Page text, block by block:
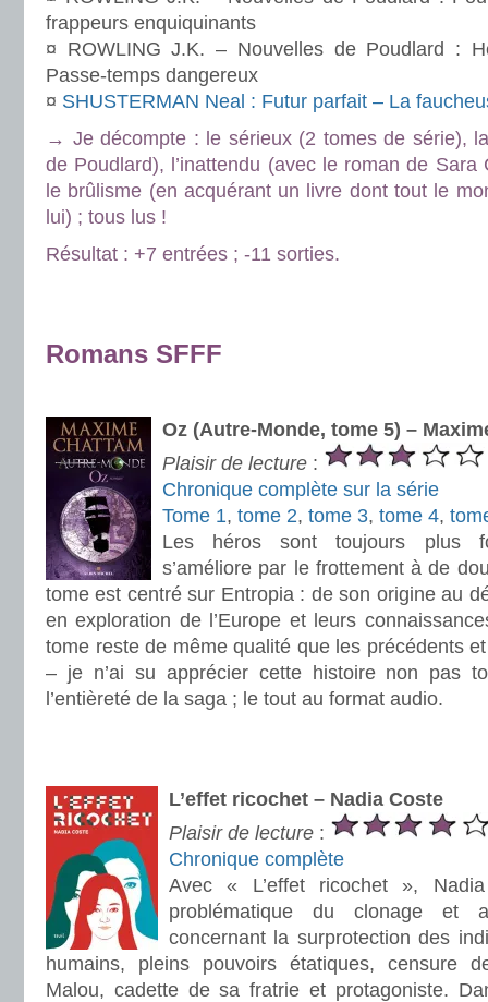
frappeurs enquiquinants
¤ ROWLING J.K. – Nouvelles de Poudlard :
Passe-temps dangereux
¤ SHUSTERMAN Neal : Futur parfait – La
→ Je décompte : le sérieux (2 tomes de série),
de Poudlard), l’inattendu (avec le roman de
le brûlisme (en acquérant un livre dont tout le
lui) ; tous lus !
Résultat : +7 entrées ; -11 sorties.
Romans SFFF
Oz (Autre-Monde, tome 5) –
Plaisir de lecture :
Chronique complète sur la série
Tome 1, tome 2, tome 3, tome 4,
Les héros sont toujours plus
s’améliore par le frottement à de
tome est centré sur Entropia : de son origine au
en exploration de l’Europe et leurs
tome reste de même qualité que les précédents
– je n’ai su apprécier cette histoire non pas
l’entièreté de la saga ; le tout au format audio.
L’effet ricochet – Nadia Coste
Plaisir de lecture :
Chronique complète
Avec « L’effet ricochet »,
problématique du clonage et
concernant la surprotection des
humains, pleins pouvoirs étatiques, censure
Malou, cadette de sa fratrie et protagoniste.